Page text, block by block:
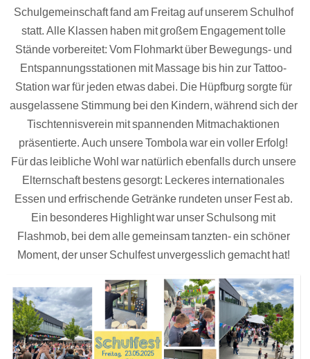
Schulgemeinschaft fand am Freitag auf unserem Schulhof
statt. Alle Klassen haben mit großem Engagement tolle
Stände vorbereitet: Vom Flohmarkt über Bewegungs- und
Entspannungsstationen mit Massage bis hin zur Tattoo-
Station war für jeden etwas dabei. Die Hüpfburg sorgte für
ausgelassene Stimmung bei den Kindern, während sich der
Tischtennisverein mit spannenden Mitmachaktionen
präsentierte. Auch unsere Tombola war ein voller Erfolg!
Für das leibliche Wohl war natürlich ebenfalls durch unsere
Elternschaft bestens gesorgt: Leckeres internationales
Essen und erfrischende Getränke rundeten unser Fest ab.
Ein besonderes Highlight war unser Schulsong mit
Flashmob, bei dem alle gemeinsam tanzten- ein schöner
Moment, der unser Schulfest unvergesslich gemacht hat!